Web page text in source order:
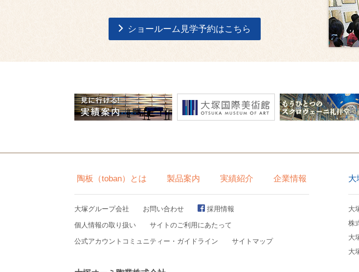
ショールーム見学予約はこちら
陶板（toban）とは 製品案内 実績紹介 企業情報
大塚グループ会社 お問い合わせ 採用情報
個人情報の取り扱い サイトのご利用にあたって
公式アカウントコミュニティー・ガイドライン サイトマップ
大
大
株
大
大